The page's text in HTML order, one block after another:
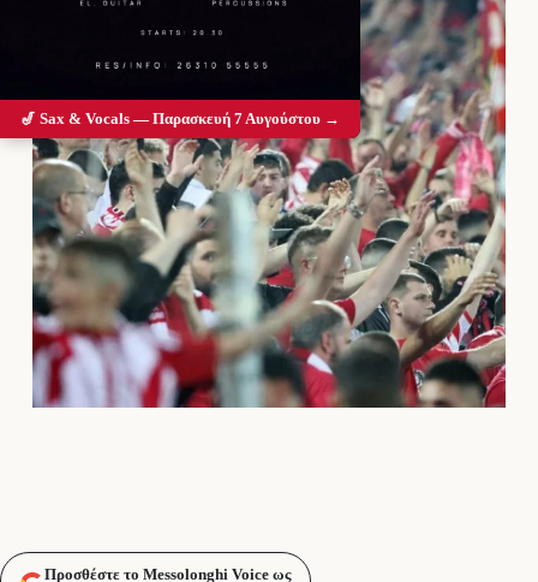
Προσθέστε το Messolonghi Voice ως
🎷 Sax & Vocals — Παρασκευή 7 Αυγούστου →